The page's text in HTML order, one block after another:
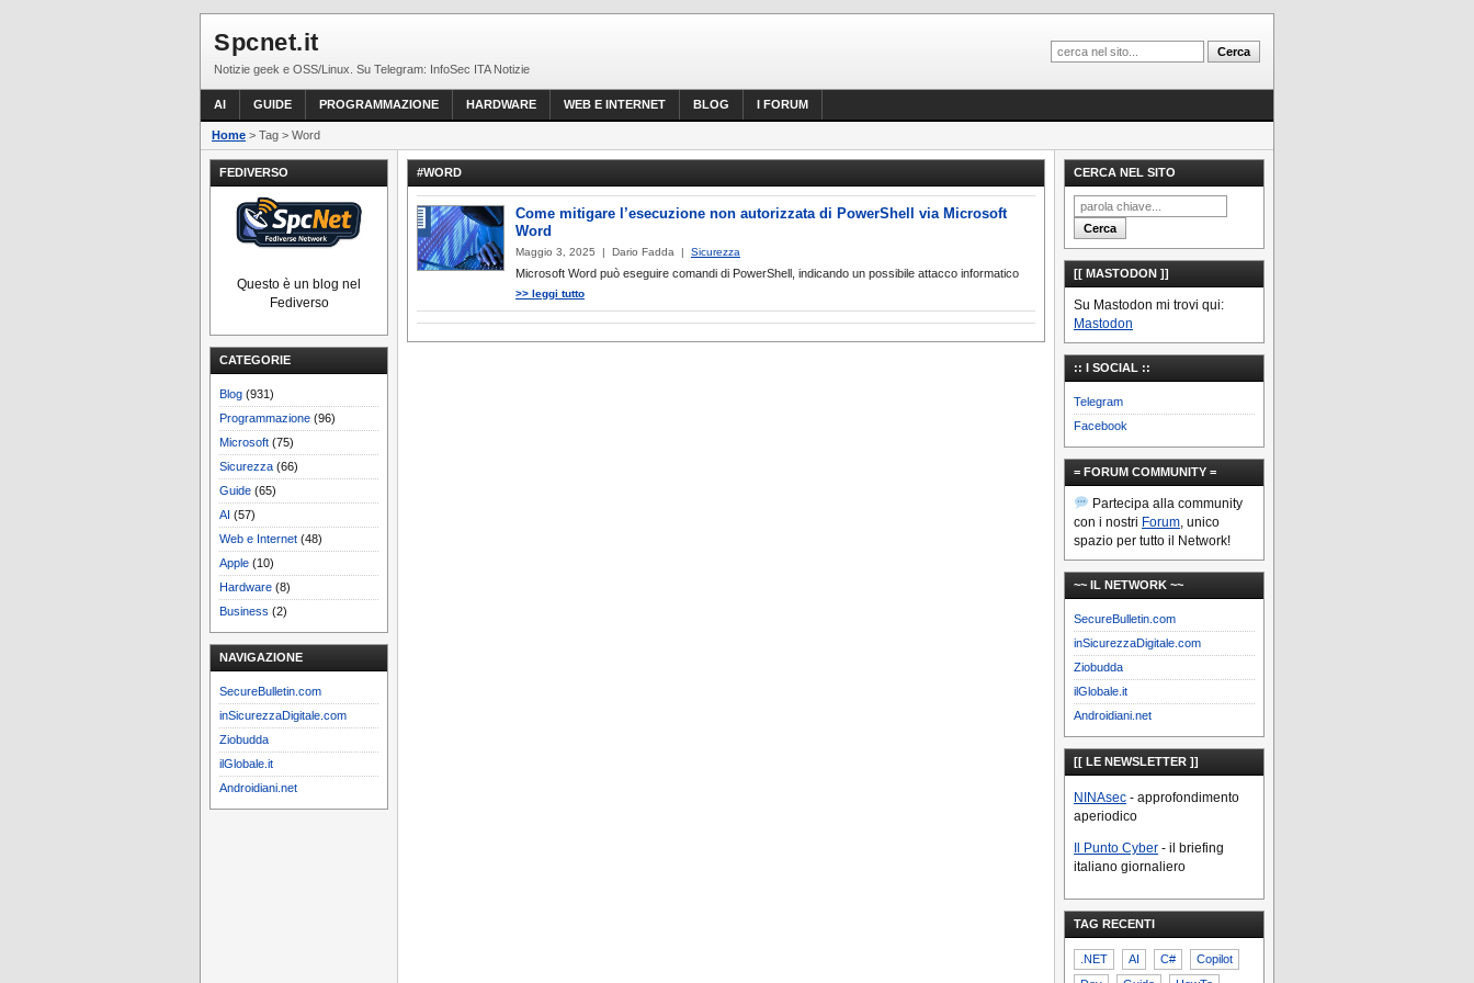
Spcnet.it
Notizie geek e OSS/Linux. Su Telegram: InfoSec ITA Notizie
AI GUIDE PROGRAMMAZIONE HARDWARE WEB E INTERNET BLOG I FORUM
Home > Tag > Word
FEDIVERSO
Questo è un blog nel
Fediverso
CATEGORIE
Blog (931)
Programmazione (96)
Microsoft (75)
Sicurezza (66)
Guide (65)
AI (57)
Web e Internet (48)
Apple (10)
Hardware (8)
Business (2)
NAVIGAZIONE
SecureBulletin.com
inSicurezzaDigitale.com
Ziobudda
ilGlobale.it
Androidiani.net
#WORD
Come mitigare l’esecuzione non autorizzata di PowerShell via Microsoft
Word
Maggio 3, 2025 | Dario Fadda | Sicurezza
Microsoft Word può eseguire comandi di PowerShell, indicando un possibile attacco informatico
>> leggi tutto
CERCA NEL SITO
[[ MASTODON ]]
Su Mastodon mi trovi qui:
Mastodon
:: I SOCIAL ::
Telegram
Facebook
= FORUM COMMUNITY =
Partecipa alla community
con i nostri Forum, unico
spazio per tutto il Network!
~~ IL NETWORK ~~
SecureBulletin.com
inSicurezzaDigitale.com
Ziobudda
ilGlobale.it
Androidiani.net
[[ LE NEWSLETTER ]]
NINAsec - approfondimento
aperiodico
Il Punto Cyber - il briefing
italiano giornaliero
TAG RECENTI
.NET AI C#
Copilot